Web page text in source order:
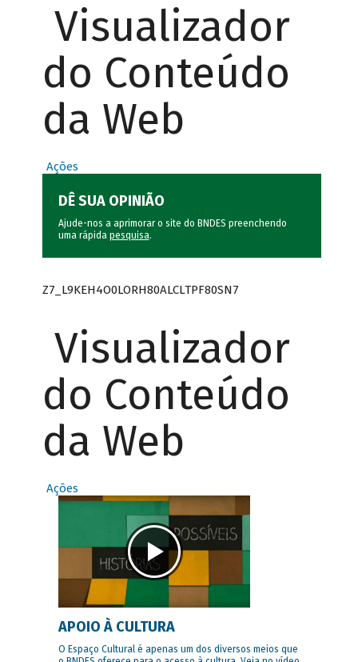
Visualizador
do Conteúdo
da Web
Ações
DÊ SUA OPINIÃO
Ajude-nos a aprimorar o site do BNDES preenchendo
uma rápida pesquisa.
Z7_L9KEH4O0LORH80ALCLTPF80SN7
Visualizador
do Conteúdo
da Web
Ações
APOIO À CULTURA
O Espaço Cultural é apenas um dos diversos meios que